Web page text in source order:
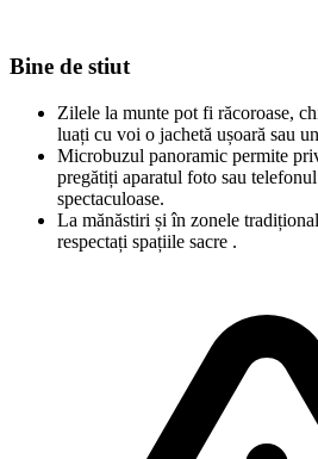
Bine de stiut
Zilele la munte pot fi răcoroase,
luați cu voi o jachetă ușoară sau
Microbuzul panoramic permite
pregătiți aparatul foto sau
spectaculoase.
La mănăstiri și în zonele
respectați spațiile sacre .